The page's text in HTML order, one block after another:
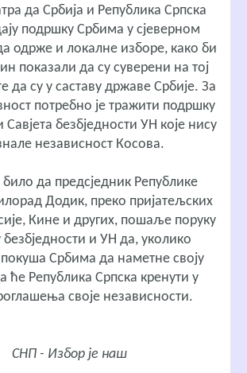
да Србија и Република Српска
подршку Србима у сјеверном
одрже и локалне изборе, како би
показали да су суверени на тој
да су у саставу државе Србије. За
потребно је тражити подршку
безбједности УН које нису
независност Косова.
да предсједник Републике
Додик, преко пријатељских
Кине и других, пошаље поруку
безбједности и УН да, уколико
Србима да наметне своју
ће Република Српска кренути у
своје независности.
СНП - Избор је наш